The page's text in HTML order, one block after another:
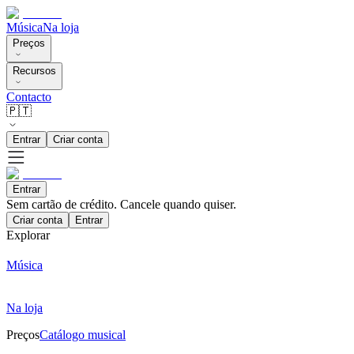
MúsicaNa loja
Preços
Recursos
Contacto
🇵🇹
Entrar Criar conta
Entrar
Sem cartão de crédito. Cancele quando quiser.
Criar conta Entrar
Explorar
Música
Na loja
PreçosCatálogo musical